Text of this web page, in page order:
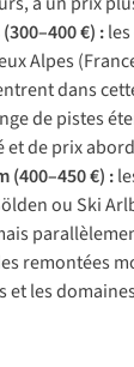
€) :
Alpes
dans
de pistes
et de prix
(400–450 €) :
ou Ski
remontées
les